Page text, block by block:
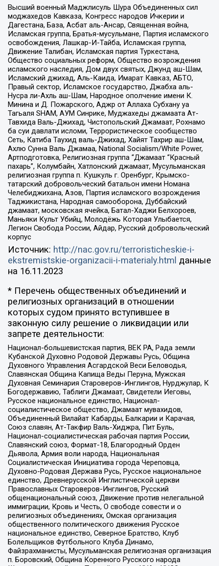
Высший военный Маджлисуль Шура Объединенных сил
моджахедов Кавказа, Конгресс народов Ичкерии и
Дагестана, База, Асбат аль-Ансар, Священная война,
Исламская группа, Братья-мусульмане, Партия исламского
освобождения, Лашкар-И-Тайба, Исламская группа,
Движение Талибан, Исламская партия Туркестана,
Общество социальных реформ, Общество возрождения
исламского наследия, Дом двух святых, Джунд аш-Шам,
Исламский джихад, Аль-Каида, Имарат Кавказ, АБТО,
Правый сектор, Исламское государство, Джабха аль-
Нусра ли-Ахль аш-Шам, Народное ополчение имени К.
Минина и Д. Пожарского, Аджр от Аллаха Субхану уа
Тагьаля SHAM, АУМ Синрике, Муджахеды джамаата Ат-
Тавхида Валь-Джихад, Чистопольский Джамаат, Рохнамо
ба суи давлати исломи, Террористическое сообщество
Сеть, Катиба Таухид валь-Джихад, Хайят Тахрир аш-Шам,
Ахлю Сунна Валь Джамаа, National Socialism/White Power,
Артподготовка, Религиозная группа “Джамаат “Красный
пахарь”, Колумбайн, Хатлонский джамаат, Мусульманская
религиозная группа п. Кушкуль г. Оренбург, Крымско-
татарский добровольческий батальон имени Номана
Челебиджихана, Азов, Партия исламского возрождения
Таджикистана, Народная самооборона, Дуббайский
джамаат, московская ячейка, Батал-Хаджи Белхороев,
Маньяки Культ Убийц, Молодёжь Которая Улыбается,
Легион Свобода России, Айдар, Русский добровольческий
корпус
Источник: http://nac.gov.ru/terroristicheskie-i-
ekstremistskie-organizacii-i-materialy.html данные
на 16.11.2023
* Перечень общественных объединений и
религиозных организаций в отношении
которых судом принято вступившее в
законную силу решение о ликвидации или
запрете деятельности:
Национал-большевистская партия, ВЕК РА, Рада земли
Кубанской Духовно Родовой Державы Русь, Община
Духовного Управления Асгардской Веси Беловодья,
Славянская Община Капища Веды Перуна, Мужская
Духовная Семинария Староверов-Инглингов, Нурджулар, К
Богодержавию, Таблиги Джамаат, Свидетели Иеговы,
Русское национальное единство, Национал-
социалистическое общество, Джамаат мувахидов,
Объединенный Вилайат Кабарды, Балкарии и Карачая,
Союз славян, Ат-Такфир Валь-Хиджра, Пит Буль,
Национал-социалистическая рабочая партия России,
Славянский союз, Формат-18, Благородный Орден
Дьявола, Армия воли народа, Национальная
Социалистическая Инициатива города Череповца,
Духовно-Родовая Держава Русь, Русское национальное
единство, Древнерусской Инглистической церкви
Православных Староверов-Инглингов, Русский
общенациональный союз, Движение против нелегальной
иммиграции, Кровь и Честь, О свободе совести и о
религиозных объединениях, Омская организация
общественного политического движения Русское
национальное единство, Северное Братство, Клуб
Болельщиков Футбольного Клуба Динамо,
Файзрахманисты, Мусульманская религиозная организация
п. Боровский, Община Коренного Русского народа